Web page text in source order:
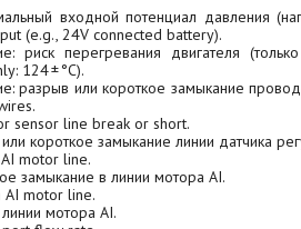
входной потенциал давления
(e.g., 24V connected battery).
риск перегревания двигателя
124 ± °C).
разрыв или короткое замыкание
sensor line break or short.
короткое замыкание линии датчика
AI motor line.
замыкание в линии мотора AI.
AI motor line.
мотора AI.